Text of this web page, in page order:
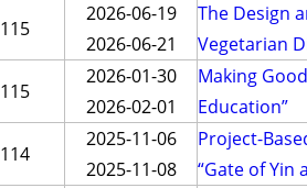
115
2026-06-19
2026-06-21
The Design
Vegetarian
115
2026-01-30
2026-02-01
Making
Education”
114
2025-11-06
2025-11-08
Project-
“Gate of Yin